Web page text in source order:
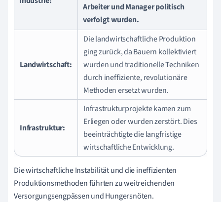
Arbeiter und Manager politisch
verfolgt wurden.
Landwirtschaft:
Die landwirtschaftliche Produktion
ging zurück, da Bauern kollektiviert
wurden und traditionelle Techniken
durch ineffiziente, revolutionäre
Methoden ersetzt wurden.
Infrastruktur:
Infrastrukturprojekte kamen zum
Erliegen oder wurden zerstört. Dies
beeinträchtigte die langfristige
wirtschaftliche Entwicklung.
Die wirtschaftliche Instabilität und die ineffizienten
Produktionsmethoden führten zu weitreichenden
Versorgungsengpässen und Hungersnöten.